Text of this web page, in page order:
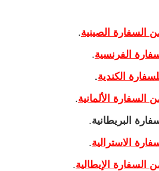
السفارة الصينية.
الفرنسية.
الكندية.
الألمانية.
البريطانية.
الاسترالية.
الإيطالية.